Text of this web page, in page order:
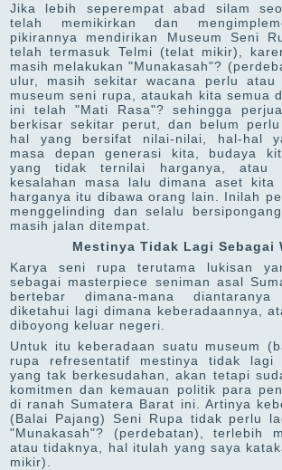
Jika lebih seperempat abad silam
telah memikirkan dan
pikirannya mendirikan Museum Seni
telah termasuk Telmi (telat mikir),
masih melakukan "Munakasah"?
ulur, masih sekitar wacana perlu atau
museum seni rupa, ataukah kita semua
ini telah "Mati Rasa"? sehingga
berkisar sekitar perut, dan belum
hal yang bersifat nilai-nilai, hal-hal
masa depan generasi kita, budaya
yang tidak ternilai harganya, atau
kesalahan masa lalu dimana aset
harganya itu dibawa orang lain. Inilah
menggelinding dan selalu
masih jalan ditempat.
Mestinya Tidak Lagi Sebagai
Karya seni rupa terutama lukisan
sebagai masterpiece seniman asal
bertebar dimana-mana
diketahui lagi dimana keberadaannya,
diboyong keluar negeri.
Untuk itu keberadaan suatu museum
rupa refresentatif mestinya tidak lagi
yang tak berkesudahan, akan tetapi
komitmen dan kemauan politik para
di ranah Sumatera Barat ini. Artinya
(Balai Pajang) Seni Rupa tidak perlu
"Munakasah"? (perdebatan), terlebih
atau tidaknya, hal itulah yang saya
mikir).